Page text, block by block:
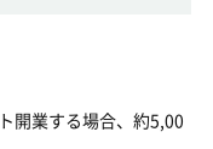
開業する場合、約5,00